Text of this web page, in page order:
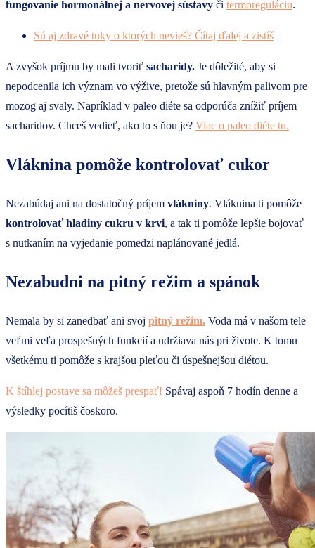
fungovanie hormonálnej a nervovej sústavy či termoreguláciu.
Sú aj zdravé tuky o ktorých nevieš? Čítaj ďalej a zistíš
A zvyšok príjmu by mali tvoriť sacharidy. Je dôležité, aby si
nepodcenila ich význam vo výžive, pretože sú hlavným palivom pre
mozog aj svaly. Napríklad v paleo diéte sa odporúča znížiť príjem
sacharidov. Chceš vedieť, ako to s ňou je? Viac o paleo diéte tu.
Vláknina pomôže kontrolovať cukor
Nezabúdaj ani na dostatočný príjem vlákniny. Vláknina ti pomôže
kontrolovať hladiny cukru v krvi, a tak ti pomôže lepšie bojovať
s nutkaním na vyjedanie pomedzi naplánované jedlá.
Nezabudni na pitný režim a spánok
Nemala by si zanedbať ani svoj pitný režim. Voda má v našom tele
veľmi veľa prospešných funkcií a udržiava nás pri živote. K tomu
všetkému ti pomôže s krajšou pleťou či úspešnejšou diétou.
K štíhlej postave sa môžeš prespať! Spávaj aspoň 7 hodín denne a
výsledky pocítiš čoskoro.